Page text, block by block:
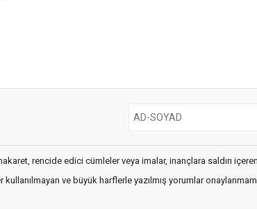
rencide edici cümleler veya imalar, inançlara saldırı
kullanılmayan ve büyük harflerle yazılmış yorumlar